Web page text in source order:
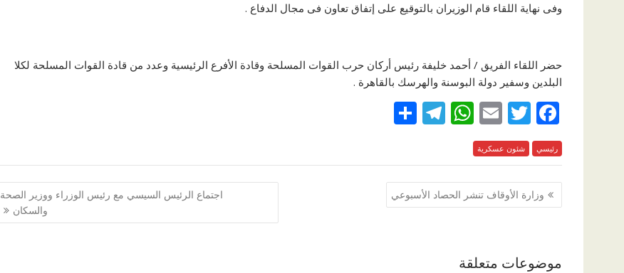
وفى نهاية اللقاء قام الوزيران بالتوقيع على إتفاق تعاون فى مجال الدفاع .
حضر اللقاء الفريق / أحمد خليفة رئيس أركان حرب القوات المسلحة وقادة الأفرع الرئيسية وعدد من قادة القوات المسلحة لكلا
البلدين وسفير دولة البوسنة والهرسك بالقاهرة .
F
ac
e
b
o
T
w
itt
er
E
m
ai
l
W
at
s
A
T
e
gr
a
ar
e
رئيسي شئون عسكرية
تصفّح
المقالات
وزارة الأوقاف تنشر الحصاد الأسبوعي
اجتماع الرئيس السيسي مع رئيس الوزراء ووزير الصحة
والسكان
موضوعات متعلقة